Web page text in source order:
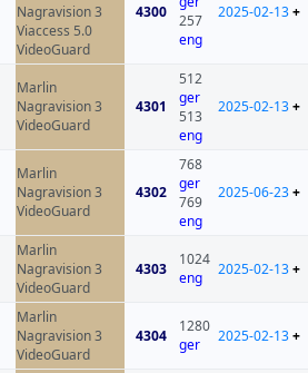
Nagravision 3
Viaccess 5.0
VideoGuard
4300
257
eng
2025-02-13+
Marlin
Nagravision 3
VideoGuard
4301
512
ger
513
eng
2025-02-13+
Marlin
Nagravision 3
VideoGuard
4302
768
ger
769
eng
2025-06-23+
Marlin
Nagravision 3
VideoGuard
4303
1024
eng
2025-02-13+
Marlin
Nagravision 3
VideoGuard
4304
1280
ger
2025-02-13+